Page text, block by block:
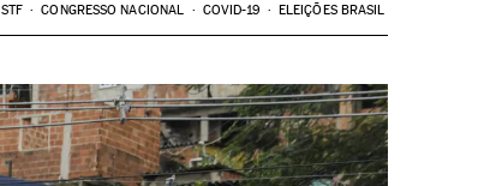
STF CONGRESSO NACIONAL COVID-19 ELEIÇÕES BRASIL